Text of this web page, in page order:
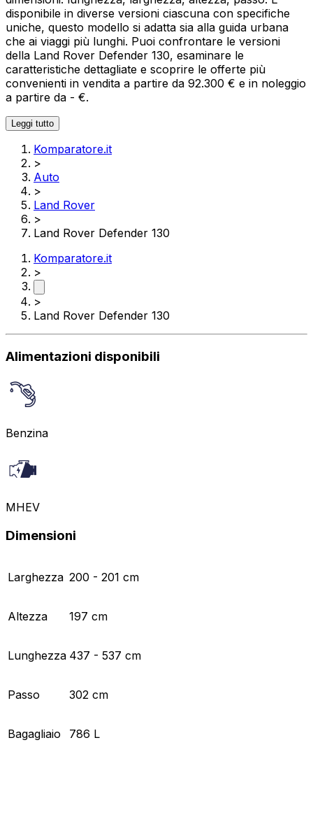
disponibile in diverse versioni ciascuna con specifiche
uniche, questo modello si adatta sia alla guida urbana
che ai viaggi più lunghi. Puoi confrontare le versioni
della Land Rover Defender 130, esaminare le
caratteristiche dettagliate e scoprire le offerte più
convenienti in vendita a partire da 92.300 € e in noleggio
a partire da - €.
Leggi tutto
Komparatore.it
>
Auto
>
Land Rover
>
Land Rover Defender 130
Komparatore.it
>
>
Land Rover Defender 130
Alimentazioni disponibili
Benzina
MHEV
Dimensioni
Larghezza 200 - 201 cm
Altezza 197 cm
Lunghezza 437 - 537 cm
Passo 302 cm
Bagagliaio 786 L